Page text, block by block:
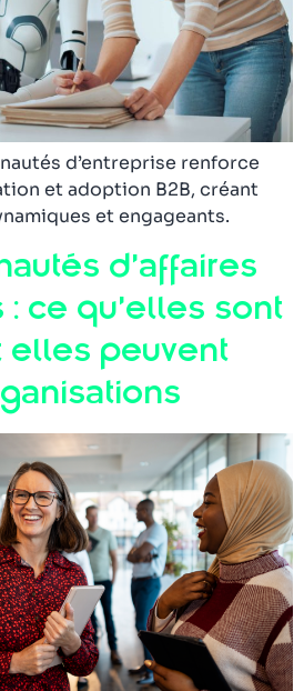
d’entreprise renforce
et adoption B2B, créant
et engageants.
d’affaires
: ce qu’elles sont
elles peuvent